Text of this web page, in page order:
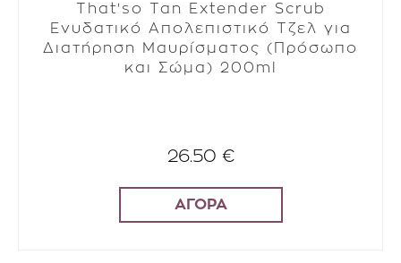
That'so Tan Extender Scrub
Ενυδατικό Απολεπιστικό Τζελ για
Διατήρηση Μαυρίσματος (Πρόσωπο
και Σώμα) 200ml
26.50 €
ΑΓΟΡΑ